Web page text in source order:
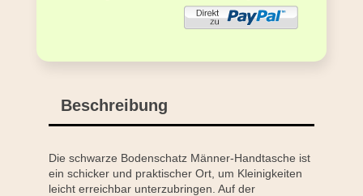
Beschreibung
Die schwarze Bodenschatz Männer-Handtasche ist
ein schicker und praktischer Ort, um Kleinigkeiten
leicht erreichbar unterzubringen. Auf der